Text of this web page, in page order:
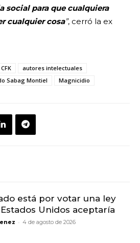
social para que cualquiera
cualquier cosa”, cerró la ex
autores intelectuales
Sabag Montiel Magnicidio
está por votar una ley
Unidos aceptaría
- 4 de agosto de 2026